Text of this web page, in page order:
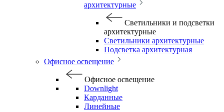
архитектурные
Светильники и подсветки
архитектурные
Светильники архитектурные
Подсветка архитектурная
Офисное освещение
Офисное освещение
Downlight
Карданные
Линейные